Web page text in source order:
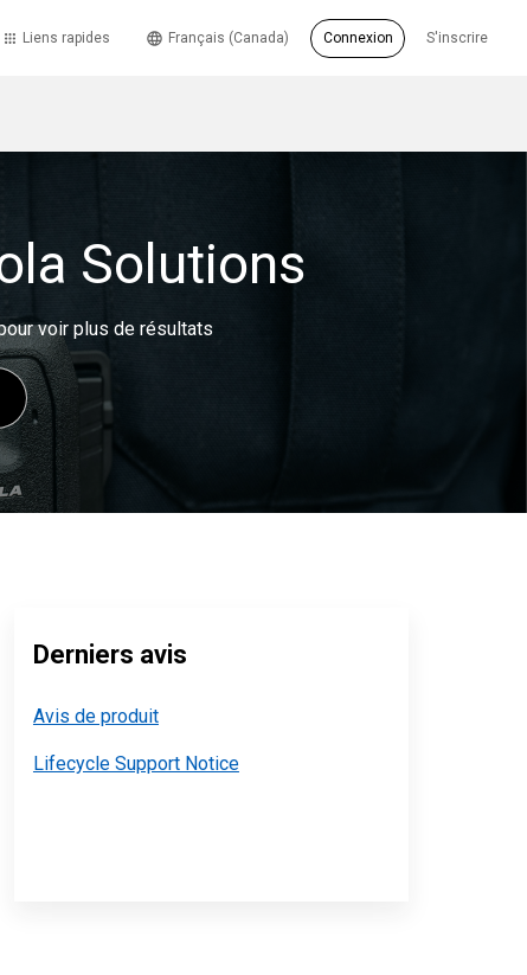
Liens rapides S'inscrire
Français (Canada) Connexion
Solutions
voir plus de résultats
Derniers avis
Avis de produit
Lifecycle Support Notice